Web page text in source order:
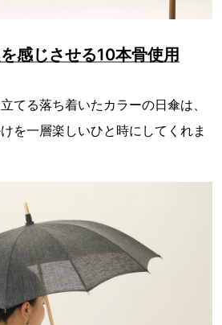
感じさせる10本骨使用
てる落ち着いたカラーの日傘は、
を一層楽しいひと時にしてくれま